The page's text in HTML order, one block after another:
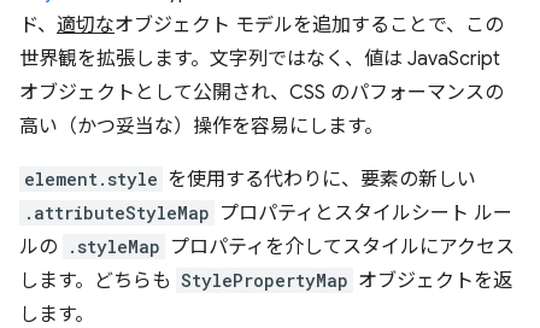
ド、 適切なオブジェクト モデルを追加することで、この
世界観を拡張します。文字列ではなく、値は JavaScript
オブジェクトとして公開され、CSS のパフォーマンスの
高い（かつ妥当な）操作を容易にします。
element.style を使用する代わりに、要素の新しい
.attributeStyleMap プロパティとスタイルシート ルー
ルの
.styleMap プロパティを介してスタイルにアクセス
します。どちらも StylePropertyMap オブジェクトを返
します。